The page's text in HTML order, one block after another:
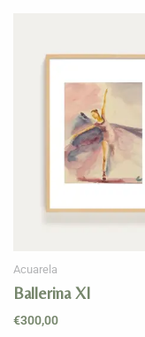
Acuarela
Ballerina XI
€300,00